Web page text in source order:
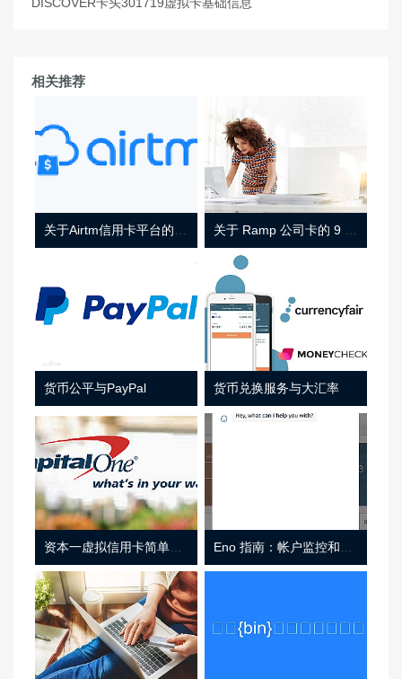
相关推荐
货币公平与PayPal 货币兑换服务与大汇率
资本一虚拟信用卡简单介绍